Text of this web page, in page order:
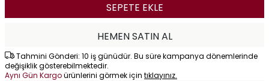
SEPETE EKLE
HEMEN SATIN AL
Tahmini Gönderi: 10 iş günüdür. Bu süre kampanya dönemlerinde
değişiklik gösterebilmektedir.
Aynı Gün Kargoürünlerini görmek için tıklayınız.